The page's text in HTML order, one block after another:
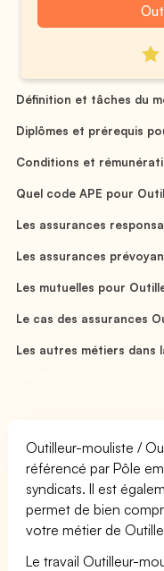
Définition et tâches du
Diplômes et prérequis
Conditions et
Quel code APE pour
Les assurances
Les assurances
Les mutuelles pour
Le cas des assurances
Les autres métiers dans
Outilleur-mouliste /
référencé par Pôle
syndicats. Il est
permet de bien
votre métier de
Le travail Outilleur-